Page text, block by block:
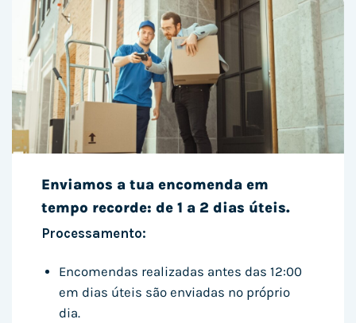
Enviamos a tua encomenda em
tempo recorde: de 1 a 2 dias úteis.
Processamento:
Encomendas realizadas antes das 12:00
em dias úteis são enviadas no próprio
dia.